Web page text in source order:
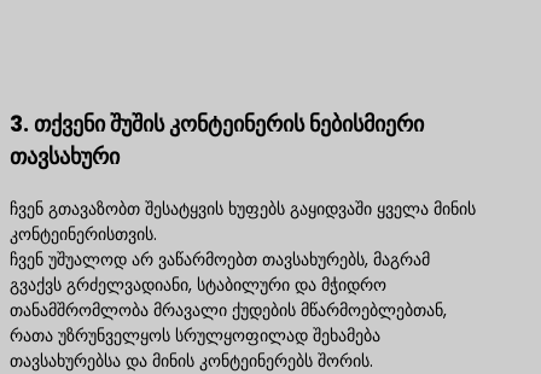
3. თქვენი შუშის კონტეინერის ნებისმიერი
თავსახური
ჩვენ გთავაზობთ შესატყვის ხუფებს გაყიდვაში ყველა მინის
კონტეინერისთვის.
ჩვენ უშუალოდ არ ვაწარმოებთ თავსახურებს, მაგრამ
გვაქვს გრძელვადიანი, სტაბილური და მჭიდრო
თანამშრომლობა მრავალი ქუდების მწარმოებლებთან,
რათა უზრუნველყოს სრულყოფილად შეხამება
თავსახურებსა და მინის კონტეინერებს შორის.